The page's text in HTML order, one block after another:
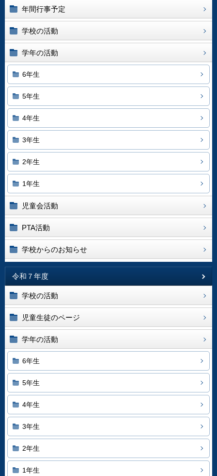
年間行事予定
学校の活動
学年の活動
6年生
5年生
4年生
3年生
2年生
1年生
児童会活動
PTA活動
学校からのお知らせ
令和７年度
学校の活動
児童生徒のページ
学年の活動
6年生
5年生
4年生
3年生
2年生
1年生